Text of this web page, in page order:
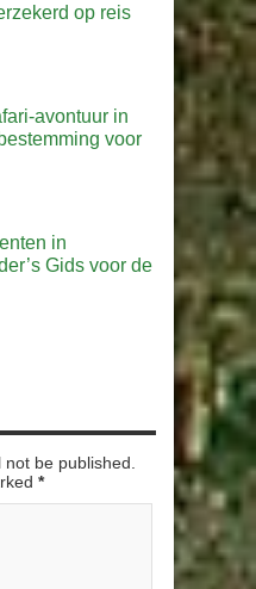
op reis
avontuur in
voor
in
Gids voor de
not be published.
*